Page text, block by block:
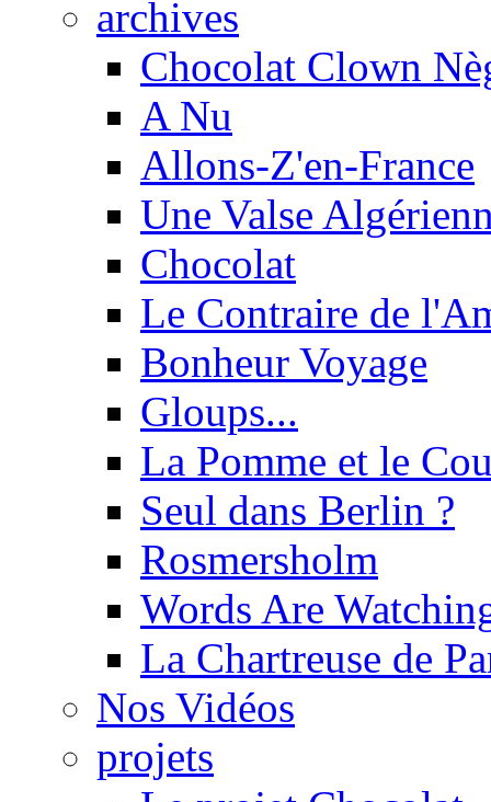
archives
Chocolat Clown
A Nu
Allons-Z'en-France
Une Valse
Chocolat
Le Contraire de
Bonheur Voyage
Gloups...
La Pomme et le
Seul dans Berlin ?
Rosmersholm
Words Are
La Chartreuse de
Nos Vidéos
projets